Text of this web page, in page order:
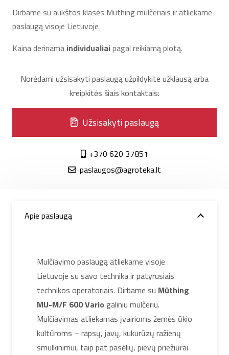
Dirbame su aukštos klasės Müthing mulčeriais ir atliekame
paslaugą visoje Lietuvoje
Kaina derinama individualiaipagal reikiamą plotą.
Norėdami užsisakyti paslaugą užpildykite užklausą arba
kreipkitės šiais kontaktais:
Užsisakyti paslaugą
+370 620 37851
paslaugos@agroteka.lt
Apie paslaugą
Mulčiavimo paslaugą atliekame visoje
Lietuvoje su savo technika ir patyrusiais
technikos operatoriais. Dirbame su Müthing
MU-M/F 600 Vario galiniu mulčeriu.
Mulčiavimas atliekamas įvairioms žemės ūkio
kultūroms – rapsų, javų, kukurūzų ražienų
smulkinimui, taip pat pasėlių, pievų priežiūrai